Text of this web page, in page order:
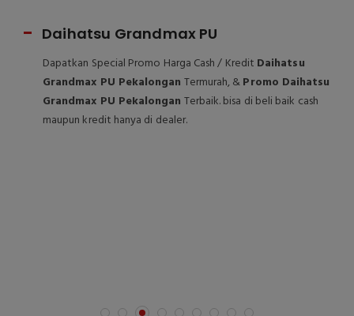
Daihatsu Grandmax PU
Dapatkan Special Promo Harga Cash / Kredit Daihatsu
Grandmax PU Pekalongan Termurah, &Promo Daihatsu
Grandmax PU Pekalongan Terbaik. bisa di beli baik cash
maupun kredit hanya di dealer.